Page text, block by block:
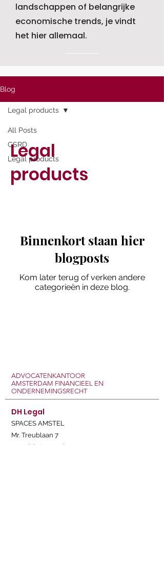
landschappen of belangrijke
economische trends, je vindt
het hier allemaal.
Blog
All Posts
CSRD
Legal products
Legal products
Legal
products
Binnenkort staan hier
blogposts
Kom later terug of verken andere
categorieën in deze blog.
ADVOCATENKANTOOR
AMSTERDAM FINANCIEEL EN
ONDERNEMINGSRECHT
DH Legal
SPACES AMSTEL
Mr. Treublaan 7
1097 DP Amsterdam